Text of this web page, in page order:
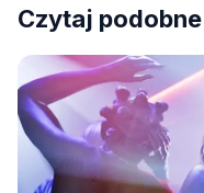
Czytaj podobne